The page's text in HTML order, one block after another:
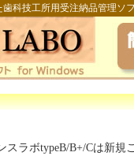
科技工所用受注納品管理ソ
スラボtypeB/B+/Cは新